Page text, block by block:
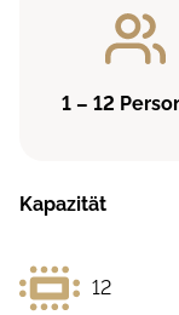
1 – 12
Kapazität
12